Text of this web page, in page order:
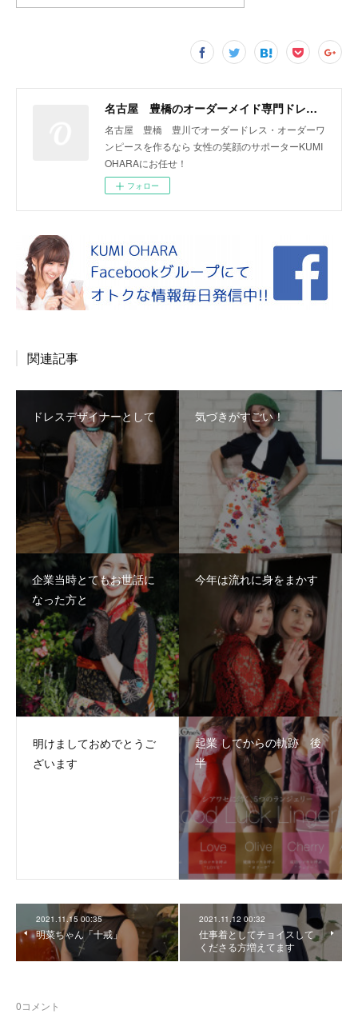
名古屋 豊橋のオーダーメイド専門ドレスデザイナー KUMI OHARA
名古屋 豊橋 豊川でオーダードレス・オーダーワ
ンピースを作るなら 女性の笑顔のサポーターKUMI
OHARAにお任せ！
フォロー
関連記事
ドレスデザイナーとして 気づきがすごい！
企業当時とてもお世話に
なった方と
今年は流れに身をまかす
明けましておめでとうご
ざいます
起業 してからの軌跡 後
半
2021.11.15 00:35
明菜ちゃん「十戒」
2021.11.12 00:32
仕事着としてチョイスして
くださる方増えてます
0コメント